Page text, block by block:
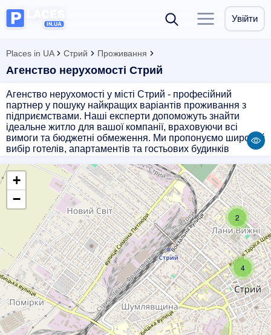
Увійти
Places in UA Стрий Проживання
Агенство нерухомості Стрий
Агенство нерухомості у місті Стрий - професійний
партнер у пошуку найкращих варіантів проживання з
підприємствами. Наші експерти допоможуть знайти
ідеальне житло для вашої компанії, враховуючи всі
вимоги та бюджетні обмеження. Ми пропонуємо широкий
вибір готелів, апартаментів та гостьових будинків
зручностями. Звертайтеся до нас, щоб забезпечити
комфортне та безпечне проживання для вашої бізнес-
команди в місті Стрий.
4
2
+
−